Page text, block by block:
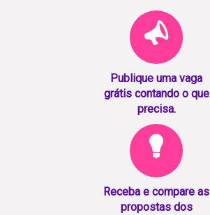
Publique uma vaga
grátis contando o que
precisa.
Receba e compare as
propostas dos